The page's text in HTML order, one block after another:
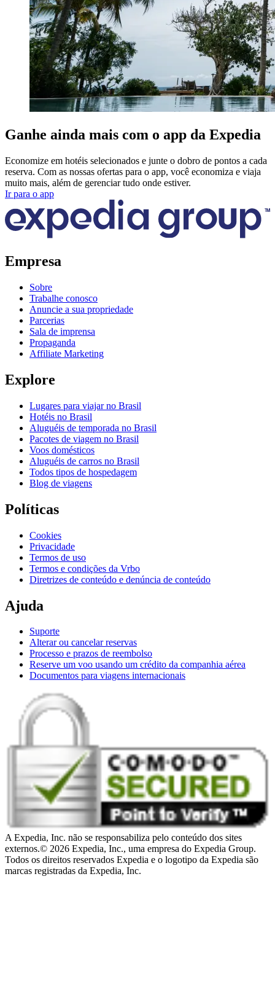
Ganhe ainda mais com o app da Expedia
Economize em hotéis selecionados e junte o dobro de pontos a cada
reserva. Com as nossas ofertas para o app, você economiza e viaja
muito mais, além de gerenciar tudo onde estiver.
Ir para o app
Empresa
Sobre
Trabalhe conosco
Anuncie a sua propriedade
Parcerias
Sala de imprensa
Propaganda
Affiliate Marketing
Explore
Lugares para viajar no Brasil
Hotéis no Brasil
Aluguéis de temporada no Brasil
Pacotes de viagem no Brasil
Voos domésticos
Aluguéis de carros no Brasil
Todos tipos de hospedagem
Blog de viagens
Políticas
Cookies
Privacidade
Termos de uso
Termos e condições da Vrbo
Diretrizes de conteúdo e denúncia de conteúdo
Ajuda
Suporte
Alterar ou cancelar reservas
Processo e prazos de reembolso
Reserve um voo usando um crédito da companhia aérea
Documentos para viagens internacionais
A Expedia, Inc. não se responsabiliza pelo conteúdo dos sites
externos.© 2026 Expedia, Inc., uma empresa do Expedia Group.
Todos os direitos reservados Expedia e o logotipo da Expedia são
marcas registradas da Expedia, Inc.